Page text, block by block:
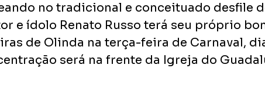
no tradicional e conceituado desfile
e ídolo Renato Russo terá seu próprio
de Olinda na terça-feira de Carnaval,
será na frente da Igreja do